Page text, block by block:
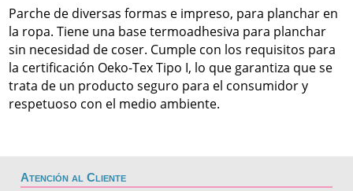
Parche de diversas formas e impreso, para planchar en
la ropa. Tiene una base termoadhesiva para planchar
sin necesidad de coser. Cumple con los requisitos para
la certificación Oeko-Tex Tipo I, lo que garantiza que se
trata de un producto seguro para el consumidor y
respetuoso con el medio ambiente.
Atención al Cliente